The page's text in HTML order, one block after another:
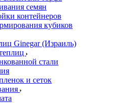
семян
контейнеров
кубиков
Ginegar (Израиль)
стали
и сеток